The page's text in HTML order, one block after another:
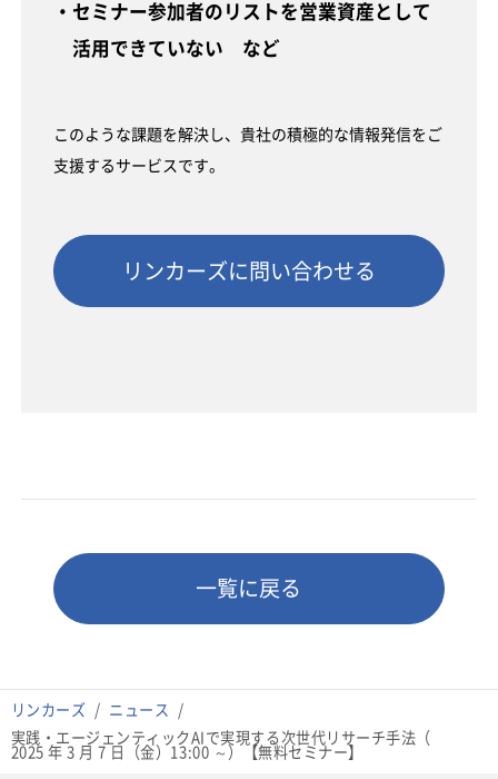
リンカーズ
ニュース
実践・エージェンティックAIで実現する次世代リサーチ手法（
2025 年 3 月 7 日（金）13:00 ～）【無料セミナー】
・セミナー参加者のリストを営業資産として
活用できていない など
このような課題を解決し、貴社の積極的な情報発信をご
支援するサービスです。
リンカーズに問い合わせる
一覧に戻る